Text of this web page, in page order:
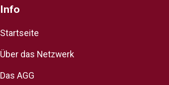
Info
Startseite
Über das Netzwerk
Das AGG